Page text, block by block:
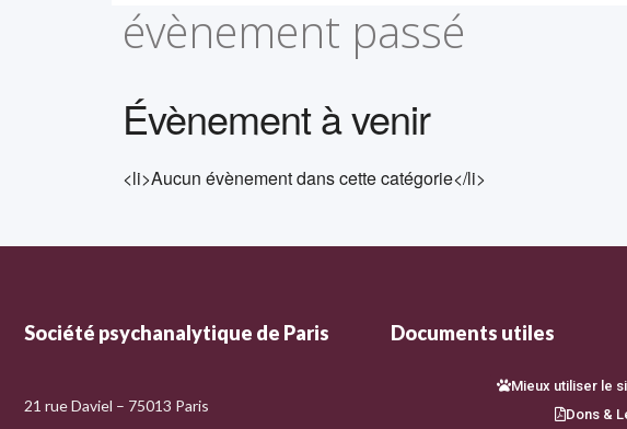
évènement passé
Évènement à venir
<li>Aucun évènement dans cette catégorie</li>
Société psychanalytique de Paris
21 rue Daviel – 75013 Paris
Documents utiles
Mieux utiliser le
Dons &